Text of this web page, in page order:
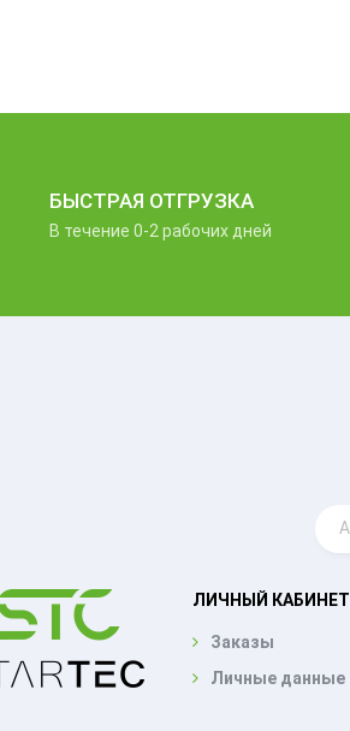
БЫСТРАЯ ОТГРУЗКА
В течение 0-2 рабочих дней
ЛИЧНЫЙ КАБИНЕТ
Заказы
Личные данные